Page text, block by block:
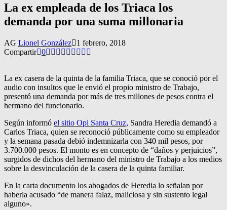
La ex empleada de los Triaca los
demanda por una suma millonaria
AG Lionel González
1 febrero, 2018
Compartir 0
La ex casera de la quinta de la familia Triaca, que se conoció por el
audio con insultos que le envió el propio ministro de Trabajo,
presentó una demanda por más de tres millones de pesos contra el
hermano del funcionario.
Según informó el sitio Opi Santa Cruz, Sandra Heredia demandó a
Carlos Triaca, quien se reconoció públicamente como su empleador
y la semana pasada debió indemnizarla con 340 mil pesos, por
3.700.000 pesos. El monto es en concepto de “daños y perjuicios”,
surgidos de dichos del hermano del ministro de Trabajo a los medios
sobre la desvinculación de la casera de la quinta familiar.
En la carta documento los abogados de Heredia lo señalan por
haberla acusado “de manera falaz, maliciosa y sin sustento legal
alguno».